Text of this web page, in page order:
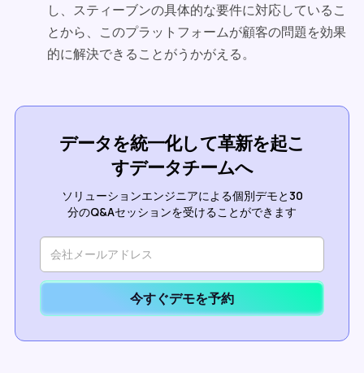
し、スティーブンの具体的な要件に対応しているこ
とから、このプラットフォームが顧客の問題を効果
的に解決できることがうかがえる。
データを統一化して革新を起こ
すデータチームへ
ソリューションエンジニアによる個別デモと30
分のQ&Aセッションを受けることができます
今すぐデモを予約